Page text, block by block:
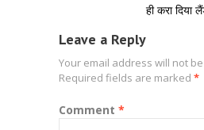
ही करा दिया
Leave a Reply
Your email address will not
Required fields are marked *
Comment *